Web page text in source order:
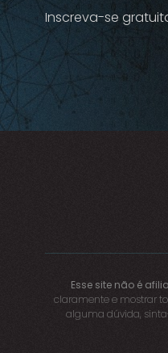
Inscreva-se
Esse site não é
claramente e mostrar
alguma dúvida,